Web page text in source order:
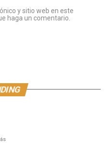
y sitio web en este
haga un comentario.